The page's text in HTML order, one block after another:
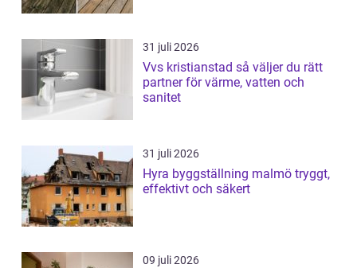
31 juli 2026
Vvs kristianstad så väljer du rätt
partner för värme, vatten och
sanitet
31 juli 2026
Hyra byggställning malmö tryggt,
effektivt och säkert
09 juli 2026